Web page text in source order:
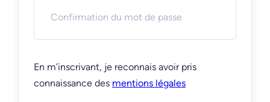
En m’inscrivant, je reconnais avoir pris
connaissance des mentions légales